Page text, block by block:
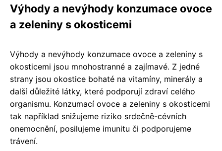
Výhody a nevýhody konzumace ovoce
a zeleniny s okosticemi
Výhody a nevýhody konzumace ovoce a zeleniny s
okosticemi jsou mnohostranné a zajímavé. Z jedné
strany jsou okostice bohaté na vitamíny, minerály a
další důležité látky, které podporují zdraví celého
organismu. Konzumací ovoce a zeleniny s okosticemi
tak například snižujeme riziko srdečně-cévních
onemocnění, posilujeme imunitu či podporujeme
trávení.